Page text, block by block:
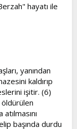
hayatı ile
yanından
kaldırıp
işitir. (6)
başında durdu